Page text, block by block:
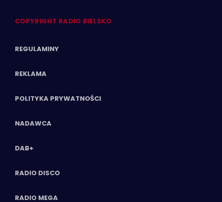
COPYRIGHT RADIO BIELSKO
REGULAMINY
REKLAMA
POLITYKA PRYWATNOŚCI
NADAWCA
DAB+
RADIO DISCO
RADIO MEGA